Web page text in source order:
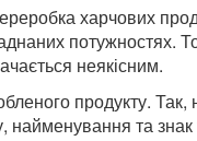
харчових
потужностях.
неякісним.
продукту. Так,
найменування та